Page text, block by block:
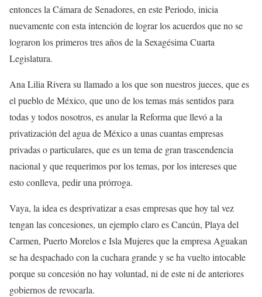
entonces la Cámara de Senadores, en este Periodo, inicia
nuevamente con esta intención de lograr los acuerdos que no se
lograron los primeros tres años de la Sexagésima Cuarta
Legislatura.
Ana Lilia Rivera su llamado a los que son nuestros jueces, que es
el pueblo de México, que uno de los temas más sentidos para
todas y todos nosotros, es anular la Reforma que llevó a la
privatización del agua de México a unas cuantas empresas
privadas o particulares, que es un tema de gran trascendencia
nacional y que requerimos por los temas, por los intereses que
esto conlleva, pedir una prórroga.
Vaya, la idea es desprivatizar a esas empresas que hoy tal vez
tengan las concesiones, un ejemplo claro es Cancún, Playa del
Carmen, Puerto Morelos e Isla Mujeres que la empresa Aguakan
se ha despachado con la cuchara grande y se ha vuelto intocable
porque su concesión no hay voluntad, ni de este ni de anteriores
gobiernos de revocarla.